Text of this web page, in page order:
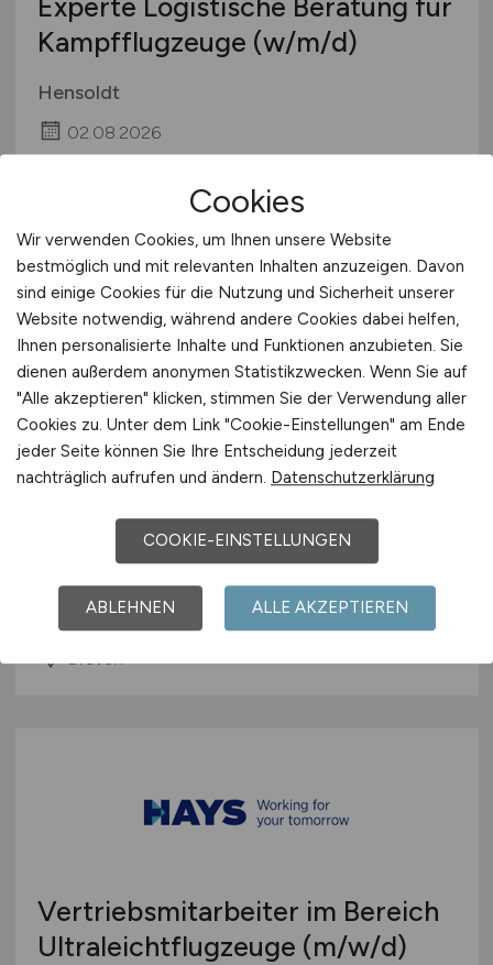
Experte Logistische Beratung für
Kampfflugzeuge (w/m/d)
Hensoldt
02.08.2026
Flughafenmitarbeiter(m/w/d)
mit Feuerwehrerfahrung für
Gepäck- und
Flugzeugabfertigung
FMO Flughafen Münster/Osnabrück GmbH
27.07.2026
Vertriebsmitarbeiter im Bereich
Ultraleichtflugzeuge (m/w/d)
Cookies
Wir verwenden Cookies, um Ihnen unsere Website
bestmöglich und mit relevanten Inhalten anzuzeigen. Davon
sind einige Cookies für die Nutzung und Sicherheit unserer
Website notwendig, während andere Cookies dabei helfen,
Ihnen personalisierte Inhalte und Funktionen anzubieten. Sie
dienen außerdem anonymen Statistikzwecken. Wenn Sie auf
"Alle akzeptieren" klicken, stimmen Sie der Verwendung aller
Cookies zu. Unter dem Link "Cookie-Einstellungen" am Ende
jeder Seite können Sie Ihre Entscheidung jederzeit
nachträglich aufrufen und ändern. Datenschutzerklärung
COOKIE-EINSTELLUNGEN
ABLEHNEN ALLE AKZEPTIEREN